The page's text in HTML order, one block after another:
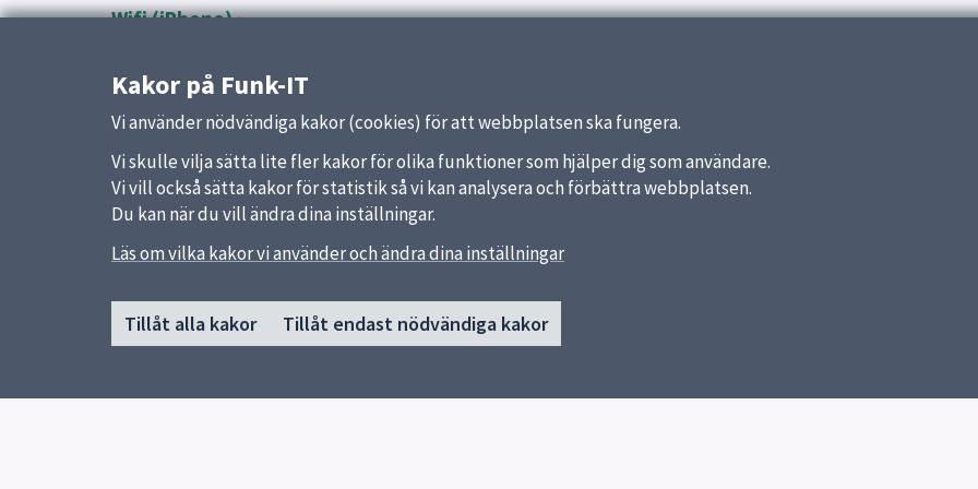
Wifi (iPhone)
Kakor på Funk-IT
Vi använder nödvändiga kakor (cookies) för att webbplatsen ska fungera.
Vi skulle vilja sätta lite fler kakor för olika funktioner som hjälper dig som användare.
Vi vill också sätta kakor för statistik så vi kan analysera och förbättra webbplatsen.
Du kan när du vill ändra dina inställningar.
Läs om vilka kakor vi använder och ändra dina inställningar
Tillåt alla kakor Tillåt endast nödvändiga kakor
SidfotHuvudmeny
Start
Aktuellt
Snabblänkar
Uppsala kommun
Lämna synpunkter (uppsala.se)